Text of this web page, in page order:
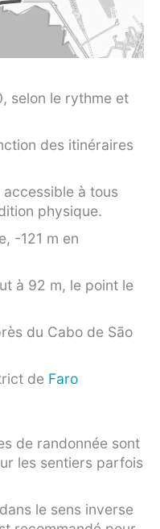
selon le rythme et
des itinéraires
accessible à tous
physique.
-121 m en
à 92 m, le point le
du Cabo de São
de Faro
de randonnée sont
les sentiers parfois
le sens inverse